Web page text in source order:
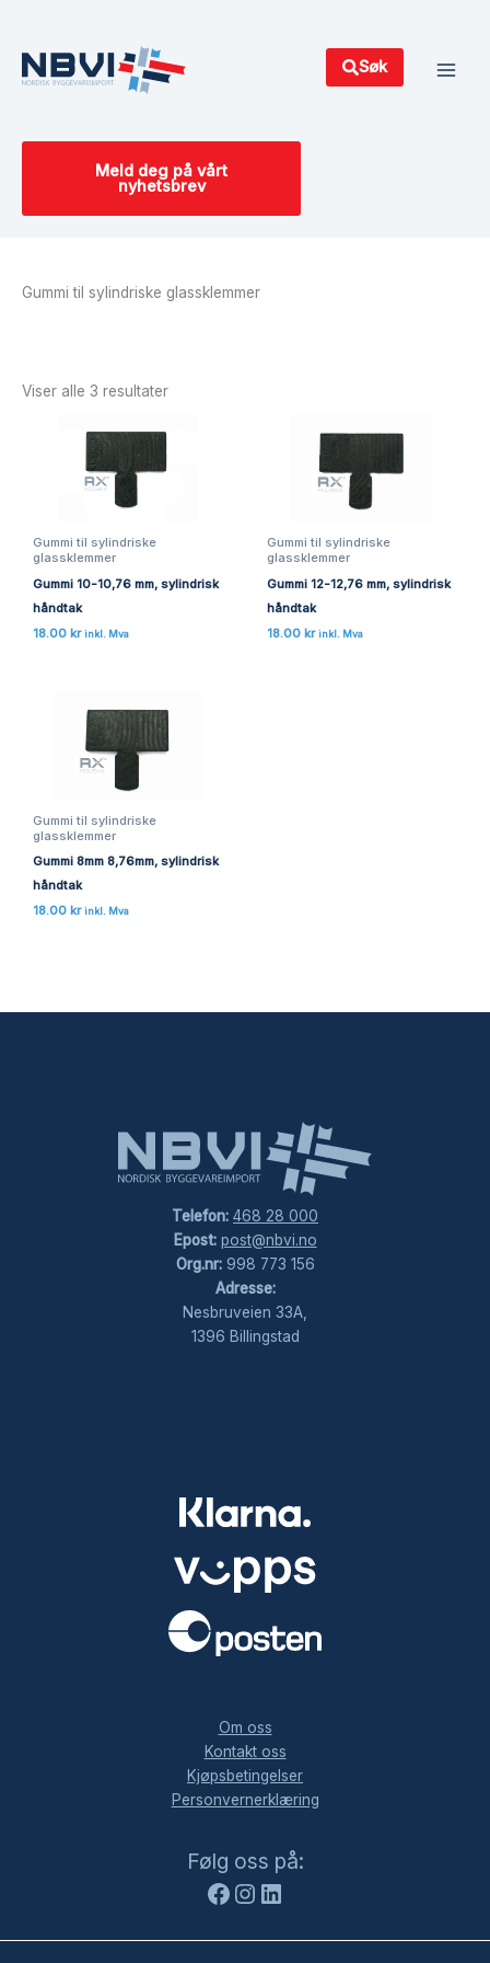
innholdet
Søk
Meld deg på vårt
nyhetsbrev
Gummi til sylindriske glassklemmer
Viser alle 3 resultater
Gummi til sylindriske
glassklemmer
Gummi 10-10,76 mm, sylindrisk
håndtak
18.00 kr inkl. Mva
Gummi til sylindriske
glassklemmer
Gummi 12-12,76 mm, sylindrisk
håndtak
18.00 kr inkl. Mva
Gummi til sylindriske
glassklemmer
Gummi 8mm 8,76mm, sylindrisk
håndtak
18.00 kr inkl. Mva
Telefon: 468 28 000
Epost: post@nbvi.no
Org.nr:998 773 156
Adresse:
Nesbruveien 33A,
1396 Billingstad
Om oss
Kontakt oss
Kjøpsbetingelser
Personvernerklæring
Følg oss på:
Facebook
Instagram
LinkedIn